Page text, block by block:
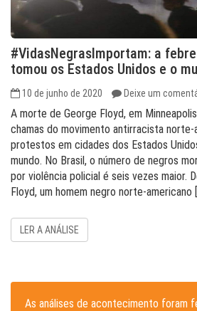
#VidasNegrasImportam: a
tomou os Estados Unidos e o
10 de junho de 2020 Deixe um
A morte de George Floyd, em
chamas do movimento antirracista norte-
protestos em cidades dos Estados
mundo. No Brasil, o número de negros
por violência policial é seis vezes maior.
Floyd, um homem negro norte-americano
LER A ANÁLISE
As análises de acontecimento foram